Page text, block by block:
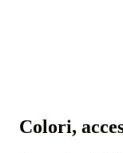
Colori,